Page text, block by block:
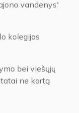
vandenys“
kolegijos
bei viešųjų
ne kartą